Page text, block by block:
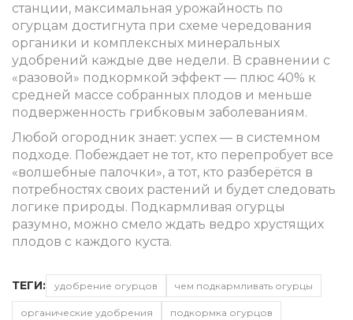
станции, максимальная урожайность по
огурцам достигнута при схеме чередования
органики и комплексных минеральных
удобрений каждые две недели. В сравнении с
«разовой» подкормкой эффект — плюс 40% к
средней массе собранных плодов и меньше
подверженность грибковым заболеваниям.
Любой огородник знает: успех — в системном
подходе. Побеждает не тот, кто перепробует все
«волшебные палочки», а тот, кто разберётся в
потребностях своих растений и будет следовать
логике природы. Подкармливая огурцы
разумно, можно смело ждать ведро хрустящих
плодов с каждого куста.
ТЕГИ: удобрение огурцов чем подкармливать огурцы
органические удобрения подкормка огурцов